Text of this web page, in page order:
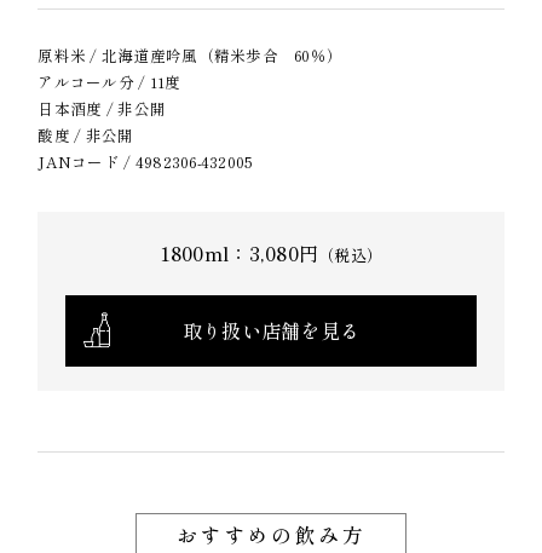
原料米 / 北海道産吟風（精米歩合 60％）
アルコール分 / 11度
日本酒度 / 非公開
酸度 / 非公開
JANコード / 4982306-432005
1800ml：3,080円 （税込）
取り扱い店舗を見る
おすすめの飲み方